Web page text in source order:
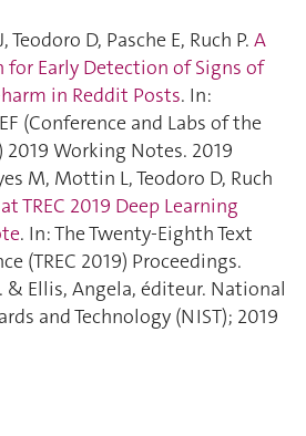
D, Pasche E, Ruch P. A
for Early Detection of Signs of
in Reddit Posts. In:
(Conference and Labs of the
Working Notes. 2019
M, Mottin L, Teodoro D, Ruch
TREC 2019 Deep Learning
. In: The Twenty-Eighth Text
(TREC 2019) Proceedings.
& Ellis, Angela, éditeur. National
and Technology (NIST); 2019